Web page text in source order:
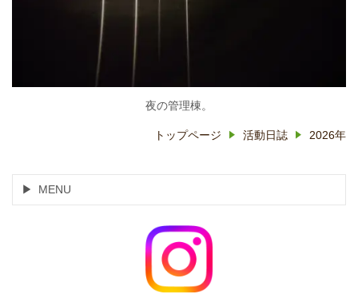
夜の管理棟。
トップページ 活動日誌 2026年
MENU